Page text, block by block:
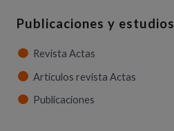
Publicaciones y estudios
Revista Actas
Artículos revista Actas
Publicaciones